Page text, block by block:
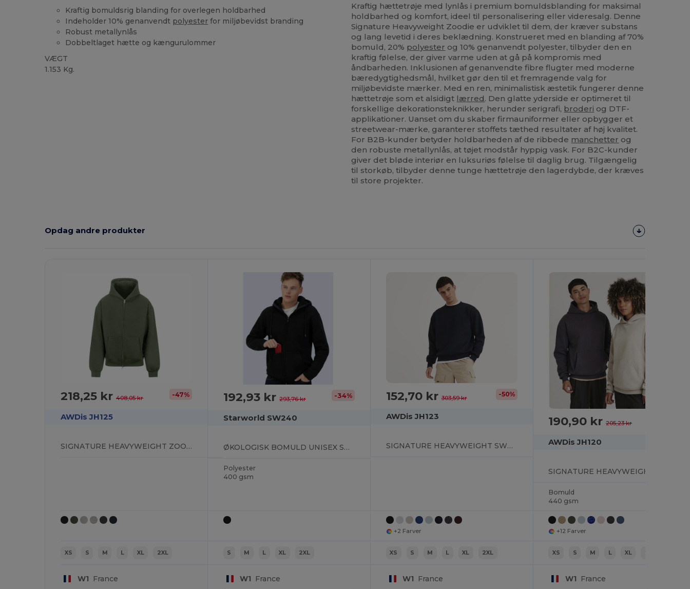
Kraftig bomuldsrig blanding for overlegen holdbarhed
Indeholder 10% genanvendt polyester for miljøbevidst branding
Robust metallynlås
Dobbeltlaget hætte og kængurulommer
VÆGT
1.153 Kg.
Kraftig hættetrøje med lynlås i premium bomuldsblanding for maksimal
holdbarhed og komfort, ideel til personalisering eller videresalg. Denne
Signature Heavyweight Zoodie er udviklet til dem, der kræver substans
og lang levetid i deres beklædning. Konstrueret med en blanding af 70%
bomuld, 20% polyester og 10% genanvendt polyester, tilbyder den en
kraftig følelse, der giver varme uden at gå på kompromis med
åndbarheden. Inklusionen af genanvendte fibre flugter med moderne
bæredygtighedsmål, hvilket gør den til et fremragende valg for
miljøbevidste mærker. Med en ren, minimalistisk æstetik fungerer denne
hættetrøje som et alsidigt lærred. Den glatte yderside er optimeret til
forskellige dekorationsteknikker, herunder serigrafi, broderi og DTF-
applikationer. Uanset om du skaber firmauniformer eller opbygger et
streetwear-mærke, garanterer stoffets tæthed resultater af høj kvalitet.
For B2B-kunder betyder holdbarheden af de ribbede manchetter og
den robuste metallynlås, at tøjet modstår hyppig vask. For B2C-kunder
giver det bløde interiør en luksuriøs følelse til daglig brug. Tilgængelig
til storkøb, tilbyder denne tunge hættetrøje den lagerdybde, der kræves
til store projekter.
Opdag andre produkter
218,25 kr408,05 kr -47%
AWDis JH125
SIGNATURE HEAVYWEIGHT ZOODIE
XS S M L XL 2XL
W1 France
192,93 kr 293,76 kr -34%
Starworld SW240
ØKOLOGISK BOMULD UNISEX SWEAT JAKKE
Polyester
400 gsm
S M L XL 2XL
W1 France
152,70 kr303,59 kr -50%
AWDis JH123
SIGNATURE HEAVYWEIGHT SWEAT
+2 Farver
XS S M L XL 2XL
W1 France
190,90 kr205,23 kr
AWDis JH120
Bomuld
440 gsm
+12 Farver
XS S M L XL
W1 France